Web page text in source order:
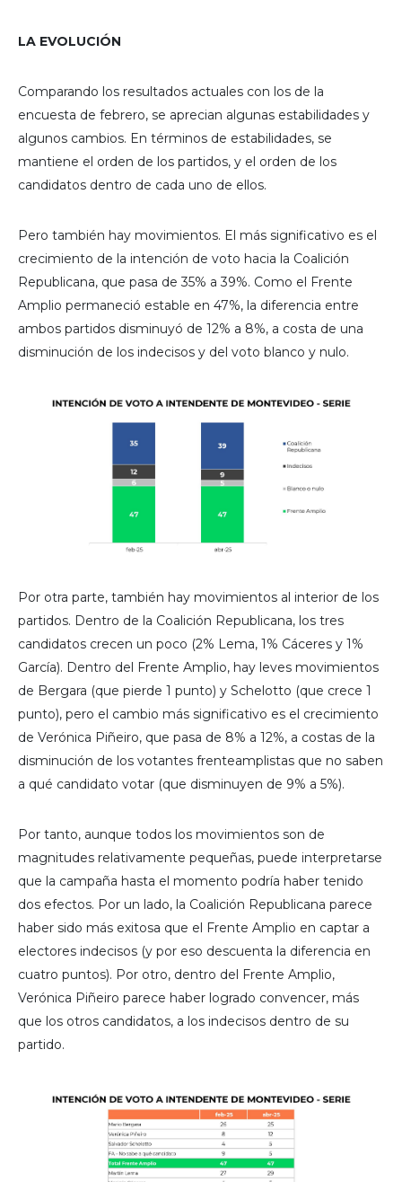
LA EVOLUCIÓN
Comparando los resultados actuales con los de la
encuesta de febrero, se aprecian algunas estabilidades y
algunos cambios. En términos de estabilidades, se
mantiene el orden de los partidos, y el orden de los
candidatos dentro de cada uno de ellos.
Pero también hay movimientos. El más significativo es el
crecimiento de la intención de voto hacia la Coalición
Republicana, que pasa de 35% a 39%. Como el Frente
Amplio permaneció estable en 47%, la diferencia entre
ambos partidos disminuyó de 12% a 8%, a costa de una
disminución de los indecisos y del voto blanco y nulo.
Por otra parte, también hay movimientos al interior de los
partidos. Dentro de la Coalición Republicana, los tres
candidatos crecen un poco (2% Lema, 1% Cáceres y 1%
García). Dentro del Frente Amplio, hay leves movimientos
de Bergara (que pierde 1 punto) y Schelotto (que crece 1
punto), pero el cambio más significativo es el crecimiento
de Verónica Piñeiro, que pasa de 8% a 12%, a costas de la
disminución de los votantes frenteamplistas que no saben
a qué candidato votar (que disminuyen de 9% a 5%).
Por tanto, aunque todos los movimientos son de
magnitudes relativamente pequeñas, puede interpretarse
que la campaña hasta el momento podría haber tenido
dos efectos. Por un lado, la Coalición Republicana parece
haber sido más exitosa que el Frente Amplio en captar a
electores indecisos (y por eso descuenta la diferencia en
cuatro puntos). Por otro, dentro del Frente Amplio,
Verónica Piñeiro parece haber logrado convencer, más
que los otros candidatos, a los indecisos dentro de su
partido.